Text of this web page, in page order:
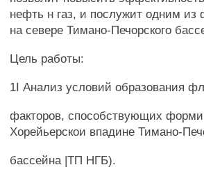
нефть н газ, и послужит одним из
на севере Тимано-Печорского
Цель работы:
1I Анализ условий образования
факторов, способствующих
Хорейьерскои впадине Тимано-
бассейна |ТП НГБ).